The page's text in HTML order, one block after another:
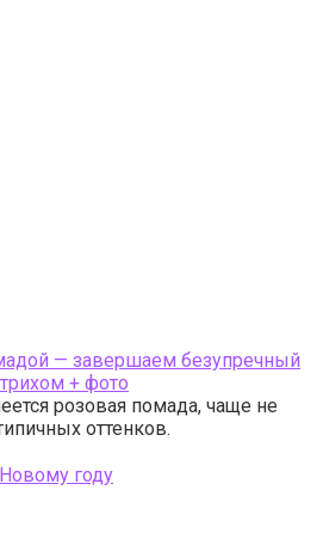
— завершаем безупречный
+ фото
розовая помада, чаще не
оттенков.